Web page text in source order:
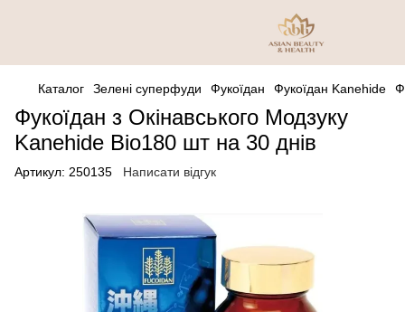
Каталог Зелені суперфуди Фукоїдан Фукоїдан Kanehide
Фукоїдан з Окінавського Модзуку
Kanehide Bio180 шт на 30 днів
Артикул: 250135 Написати відгук